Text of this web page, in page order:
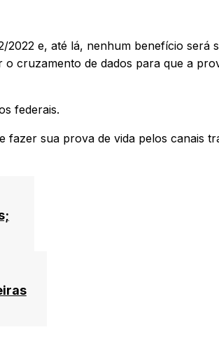
2022 e, até lá, nenhum benefício será
cruzamento de dados para que a
federais.
fazer sua prova de vida pelos canais